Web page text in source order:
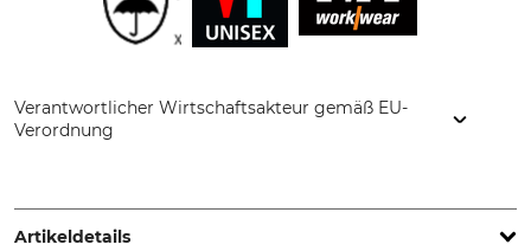
Verantwortlicher Wirtschaftsakteur gemäß EU-
Verordnung
München, Germany, www.hellyhansen.com
Artikeldetails